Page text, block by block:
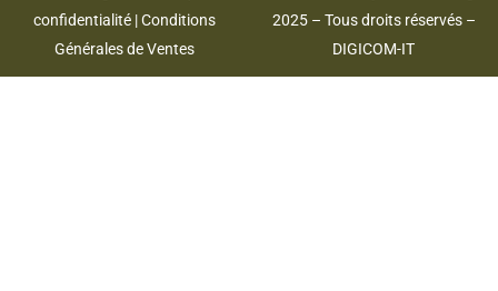
confidentialité |Conditions
Générales de Ventes
2025 – Tous droits réservés –
DIGICOM-IT